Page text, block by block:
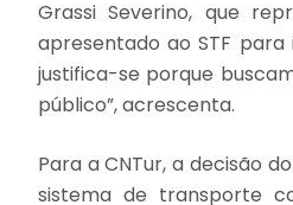
Grassi Severino, que
apresentado ao STF
justifica-se porque
público”, acrescenta.
Para a CNTur, a decisão
sistema de transporte